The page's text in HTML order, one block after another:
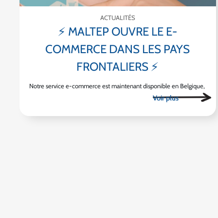
ACTUALITÉS
⚡ MALTEP OUVRE LE E-
COMMERCE DANS LES PAYS
FRONTALIERS ⚡
Notre service e-commerce est maintenant disponible en Belgique,